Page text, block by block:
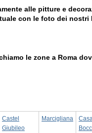
alle pitture e
con le foto dei nostri
le zone a Roma
Castel
Giubileo
Marcigliana